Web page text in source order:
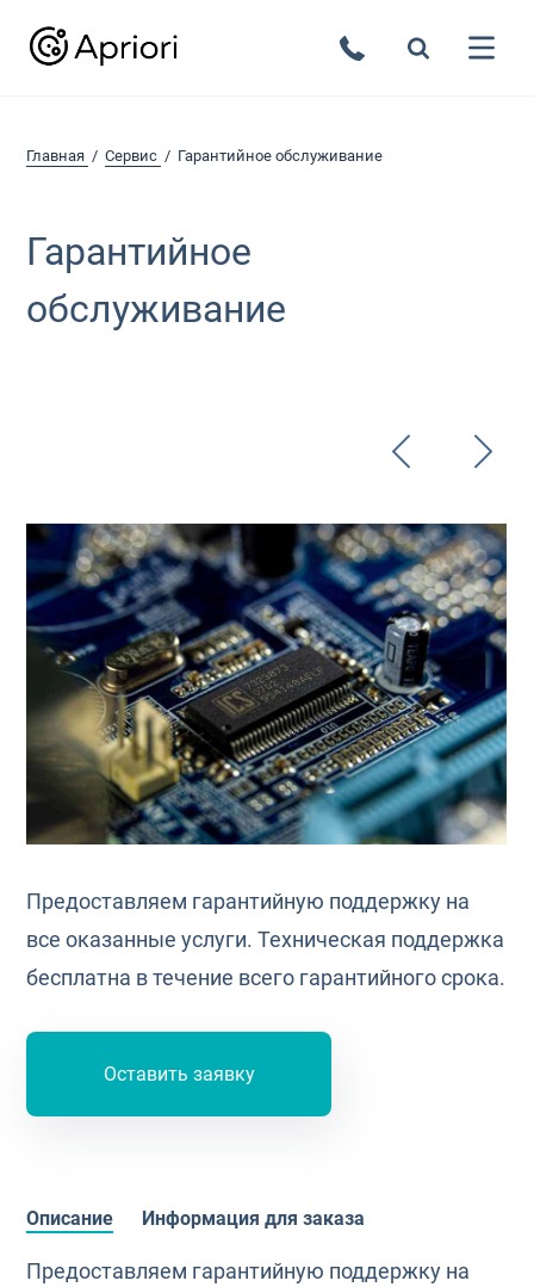
Главная Сервис Гарантийное обслуживание
Гарантийное
обслуживание
Предоставляем гарантийную поддержку на
все оказанные услуги. Техническая поддержка
бесплатна в течение всего гарантийного срока.
Оставить заявку
Описание Информация для заказа
Предоставляем гарантийную поддержку на